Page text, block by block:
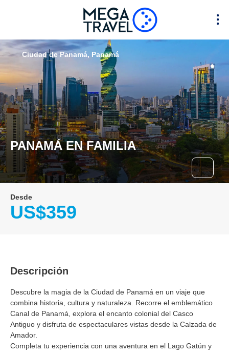
PANAMÁ EN FAMILIA
Ciudad de Panamá, Panamá
Desde
US$359
Descripción
Descubre la magia de la Ciudad de Panamá en un viaje que
combina historia, cultura y naturaleza. Recorre el emblemático
Canal de Panamá, explora el encanto colonial del Casco
Antiguo y disfruta de espectaculares vistas desde la Calzada de
Amador.
Completa tu experiencia con una aventura en el Lago Gatún y